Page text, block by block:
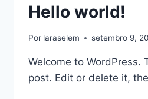
Hello world!
Por laraselem setembro 9,
Welcome to WordPress.
post. Edit or delete it,